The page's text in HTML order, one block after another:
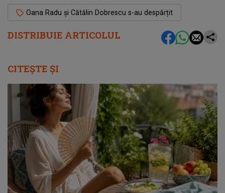
DISTRIBUIE ARTICOLUL
Oana Radu și Cătălin Dobrescu s-au despărțit
CITEȘTE ȘI